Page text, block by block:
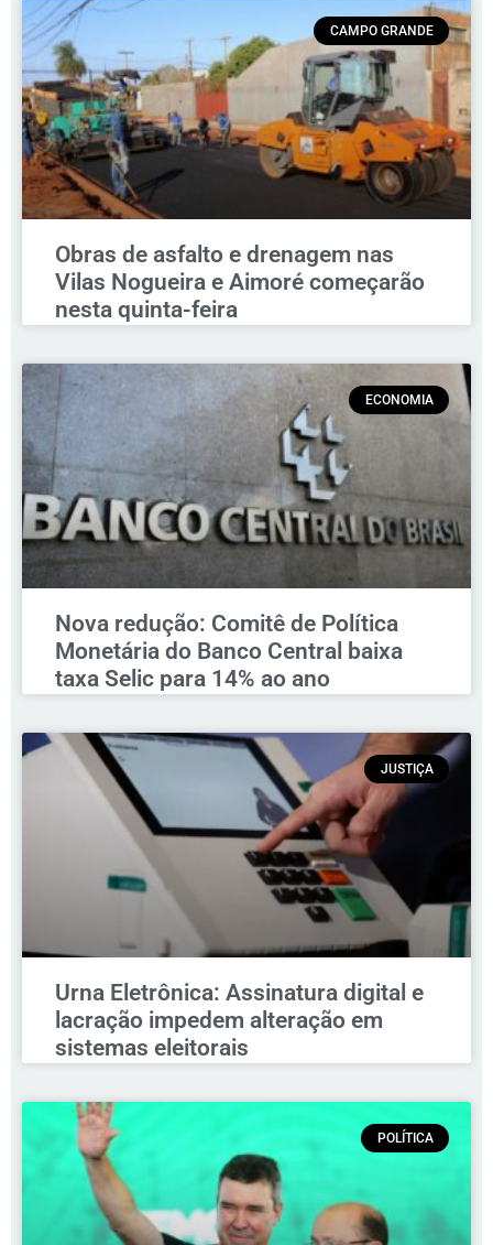
CAMPO GRANDE
Obras de asfalto e drenagem nas
Vilas Nogueira e Aimoré começarão
nesta quinta-feira
ECONOMIA
Nova redução: Comitê de Política
Monetária do Banco Central baixa
taxa Selic para 14% ao ano
JUSTIÇA
Urna Eletrônica: Assinatura digital e
lacração impedem alteração em
sistemas eleitorais
POLÍTICA